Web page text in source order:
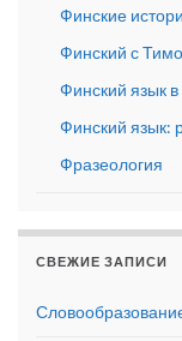
Финские
Финский с
Финский язык
Финский язык:
Фразеология
СВЕЖИЕ ЗАПИСИ